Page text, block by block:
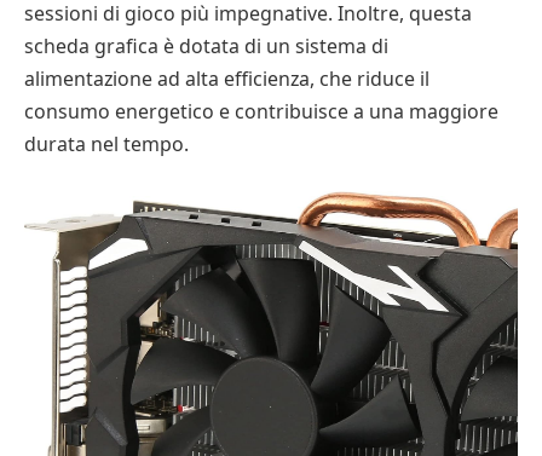
sessioni di gioco più impegnative. Inoltre, questa
scheda grafica è dotata di un sistema di
alimentazione ad alta efficienza, che riduce il
consumo energetico e contribuisce a una maggiore
durata nel tempo.